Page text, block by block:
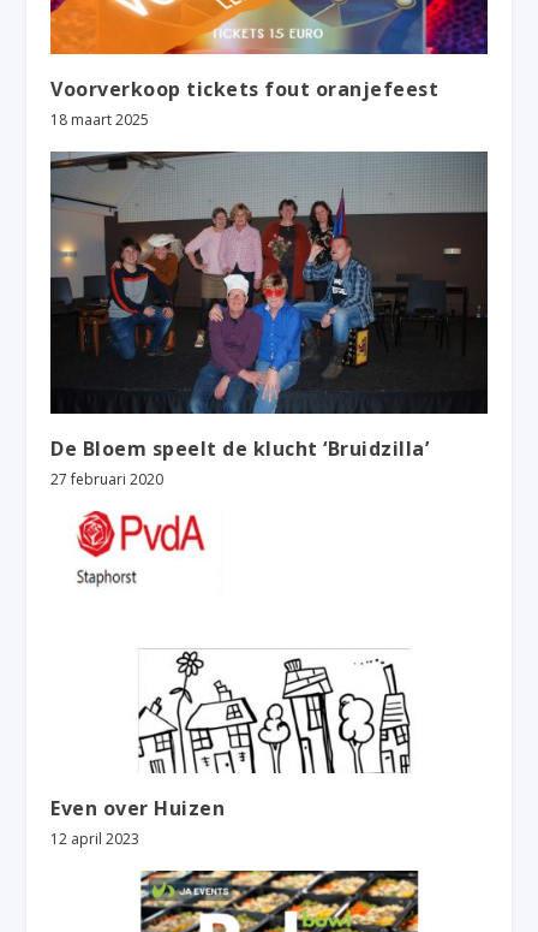
Voorverkoop tickets fout oranjefeest
18 maart 2025
De Bloem speelt de klucht ‘Bruidzilla’
27 februari 2020
Even over Huizen
12 april 2023